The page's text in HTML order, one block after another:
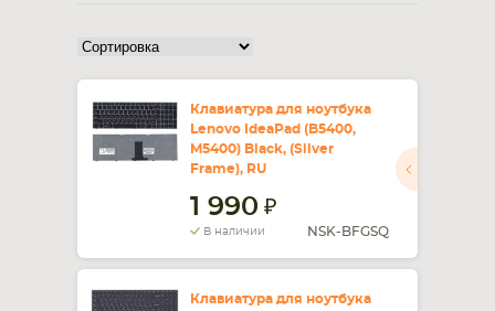
СМАРТФОНА КОМПЛЕКТУЮЩИЕ
Клавиатура для ноутбука
Lenovo IdeaPad (B5400,
M5400) Black, (Silver
Frame), RU
1 990
В наличии NSK-BFGSQ
Клавиатура для ноутбука